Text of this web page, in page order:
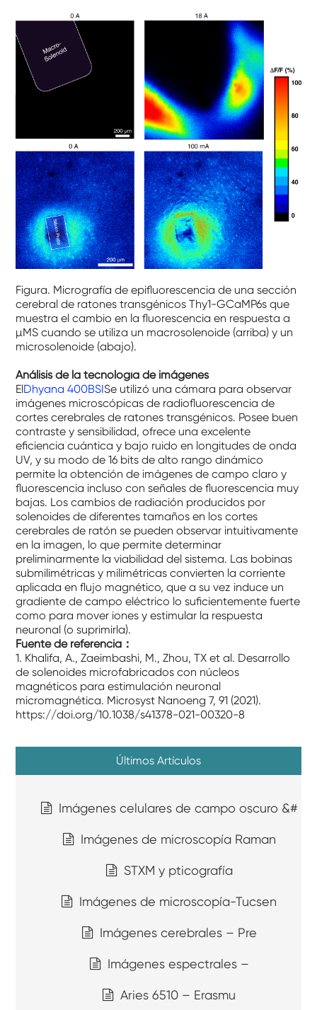
Figura. Micrografía de epifluorescencia de una sección
cerebral de ratones transgénicos Thy1-GCaMP6s que
muestra el cambio en la fluorescencia en respuesta a
µMS cuando se utiliza un macrosolenoide (arriba) y un
microsolenoide (abajo).
Análisis de la tecnología de imágenes
ElDhyana 400BSISe utilizó una cámara para observar
imágenes microscópicas de radiofluorescencia de
cortes cerebrales de ratones transgénicos. Posee buen
contraste y sensibilidad, ofrece una excelente
eficiencia cuántica y bajo ruido en longitudes de onda
UV, y su modo de 16 bits de alto rango dinámico
permite la obtención de imágenes de campo claro y
fluorescencia incluso con señales de fluorescencia muy
bajas. Los cambios de radiación producidos por
solenoides de diferentes tamaños en los cortes
cerebrales de ratón se pueden observar intuitivamente
en la imagen, lo que permite determinar
preliminarmente la viabilidad del sistema. Las bobinas
submilimétricas y milimétricas convierten la corriente
aplicada en flujo magnético, que a su vez induce un
gradiente de campo eléctrico lo suficientemente fuerte
como para mover iones y estimular la respuesta
neuronal (o suprimirla).
Fuente de referencia ：
1. Khalifa, A., Zaeimbashi, M., Zhou, TX et al. Desarrollo
de solenoides microfabricados con núcleos
magnéticos para estimulación neuronal
micromagnética. Microsyst Nanoeng 7, 91 (2021).
https://doi.org/10.1038/s41378-021-00320-8
Últimos Artículos
Imágenes celulares de campo oscuro &#
Imágenes de microscopía Raman
STXM y pticografía
Imágenes de microscopía-Tucsen
Imágenes cerebrales – Pre
Imágenes espectrales –
Aries 6510 – Erasmu